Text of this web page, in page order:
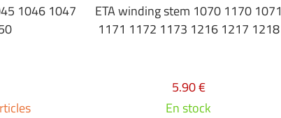
1046 1047
ETA winding stem 1070 1170 1071
1171 1172 1173 1216 1217 1218
5.90 €
En stock